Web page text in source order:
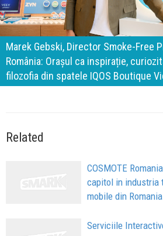
140 de ani de Mercedes-Benz.
important „test al timpului” este să
cu aceeași responsabilitate față de
calitate
Related
COSMOTE
capitol in industria
mobile din Romania
Serviciile